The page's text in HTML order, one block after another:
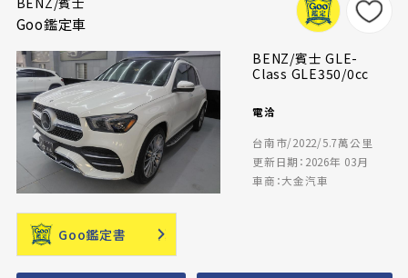
Goo鑑定車
BENZ/賓士 GLE-
Class GLE350/0cc
電洽
台南市/2022/5.7萬公里
更新日期：2026年 03月
車商：大金汽車
Goo鑑定書